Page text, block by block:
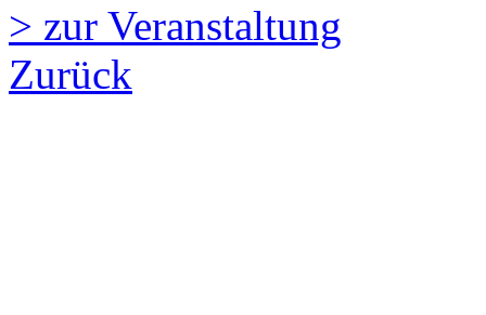
> zur Veranstaltung
Zurück